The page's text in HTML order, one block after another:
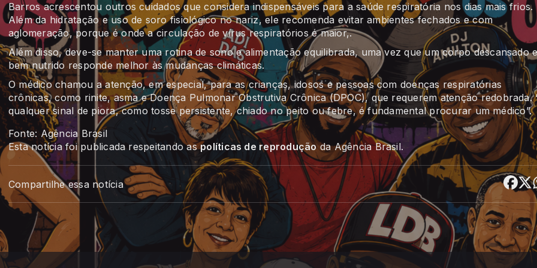
Barros acrescentou outros cuidados que considera indispensáveis para a saúde respiratória nos dias mais frios.
Além da hidratação e uso de soro fisiológico no nariz, ele recomenda evitar ambientes fechados e com
aglomeração, porque é onde a circulação de vírus respiratórios é maior,.
Além disso, deve-se manter uma rotina de sono e alimentação equilibrada, uma vez que um corpo descansado
bem nutrido responde melhor às mudanças climáticas.
O médico chamou a atenção, em especial, para as crianças, idosos e pessoas com doenças respiratórias
crônicas, como rinite, asma e Doença Pulmonar Obstrutiva Crônica (DPOC), que requerem atenção redobrada.
qualquer sinal de piora, como tosse persistente, chiado no peito ou febre, é fundamental procurar um médico”.
Fonte: Agência Brasil
Esta notícia foi publicada respeitando aspolíticas de reproduçãoda Agência Brasil.
Compartilhe essa notícia